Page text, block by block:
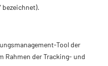
bezeichnet).
Tool der
Rahmen der Tracking- und